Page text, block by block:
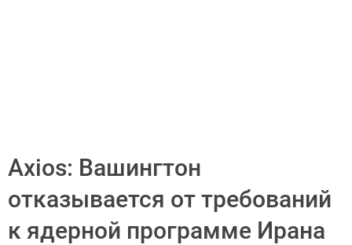
Axios: Вашингтон
отказывается от требований
к ядерной программе Ирана